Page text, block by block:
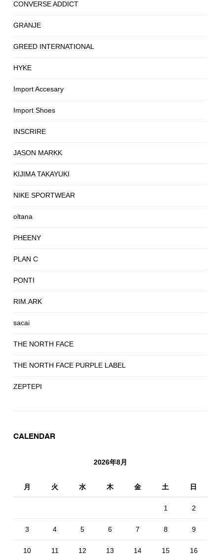
CONVERSE ADDICT
GRANJE
GREED INTERNATIONAL
HYKE
Import Accesary
Import Shoes
INSCRIRE
JASON MARKK
KIJIMA TAKAYUKI
NIKE SPORTWEAR
oltana
PHEENY
PLAN C
PONTI
RIM.ARK
sacai
THE NORTH FACE
THE NORTH FACE PURPLE LABEL
ZEPTEPI
CALENDAR
2026年8月
月 火 水 木 金 土 日
1 2
3 4 5 6 7 8 9
10 11 12 13 14 15 16